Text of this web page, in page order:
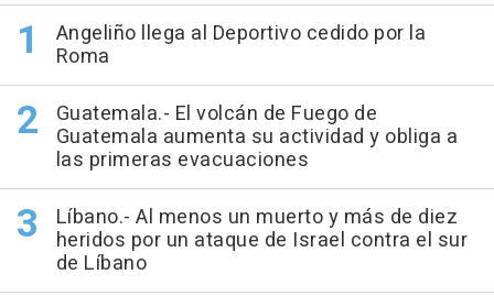
Angeliño llega al Deportivo cedido por la
Roma
Guatemala.- El volcán de Fuego de
Guatemala aumenta su actividad y obliga a
las primeras evacuaciones
Líbano.- Al menos un muerto y más de diez
heridos por un ataque de Israel contra el sur
de Líbano